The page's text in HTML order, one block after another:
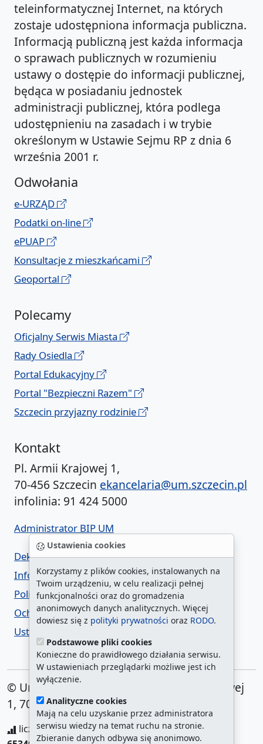
Ustawienia cookies
Korzystamy z plików cookies, instalowanych na
Twoim urządzeniu, w celu realizacji pełnej
funkcjonalności oraz do gromadzenia
anonimowych danych analitycznych. Więcej
dowiesz się z polityki prywatności oraz RODO.
Podstawowe pliki cookies
Konieczne do prawidłowego działania serwisu.
W ustawieniach przeglądarki możliwe jest ich
wyłączenie.
Analityczne cookies
Mają na celu uzyskanie przez administratora
serwisu wiedzy na temat ruchu na stronie.
Zbieranie danych odbywa się anonimowo.
teleinformatycznej Internet, na których
zostaje udostępniona informacja publiczna.
Informacją publiczną jest każda informacja
o sprawach publicznych w rozumieniu
ustawy o dostępie do informacji publicznej,
będąca w posiadaniu jednostek
administracji publicznej, która podlega
udostępnieniu na zasadach i w trybie
określonym w Ustawie Sejmu RP z dnia 6
września 2001 r.
Odwołania
e-URZĄD
Podatki on-line
ePUAP
Konsultacje z mieszkańcami
Geoportal
Polecamy
Oficjalny Serwis Miasta
Rady Osiedla
Portal Edukacyjny
Portal "Bezpieczni Razem"
Szczecin przyjazny rodzinie
Kontakt
Pl. Armii Krajowej 1,
70-456 Szczecin ekancelaria@um.szczecin.pl
infolinia: 91 424 5000
Administrator BIP UM
Deklaracja dostępności
Informacja o urzędzie w ETR
Polityka prywatności
Ochrona danych osobowych
Ustawienia cookies
© Urząd Miasta Szczecin. Plac Armii Krajowej
1, 70-456 Szczecin
liczba wyświetleń:208262745/ aktualna strona: